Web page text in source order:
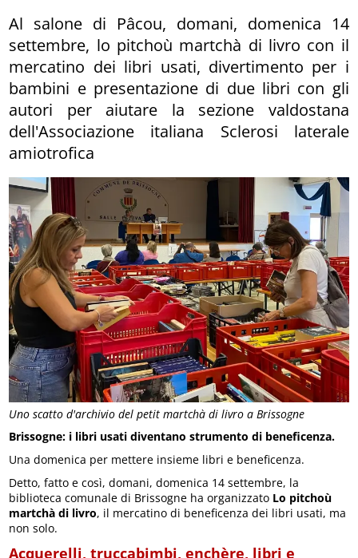
Uno scatto d'archivio del petit martchà di livro a Brissogne
Al salone di Pâcou, domani, domenica 14
settembre, lo pitchoù martchà di livro con il
mercatino dei libri usati, divertimento per i
bambini e presentazione di due libri con gli
autori per aiutare la sezione valdostana
dell'Associazione italiana Sclerosi laterale
amiotrofica
Brissogne: i libri usati diventano strumento di beneficenza.
Una domenica per mettere insieme libri e beneficenza.
Detto, fatto e così, domani, domenica 14 settembre, la
biblioteca comunale di Brissogne ha organizzato Lo pitchoù
martchà di livro, il mercatino di beneficenza dei libri usati, ma
non solo.
Acquerelli, truccabimbi, enchère, libri e